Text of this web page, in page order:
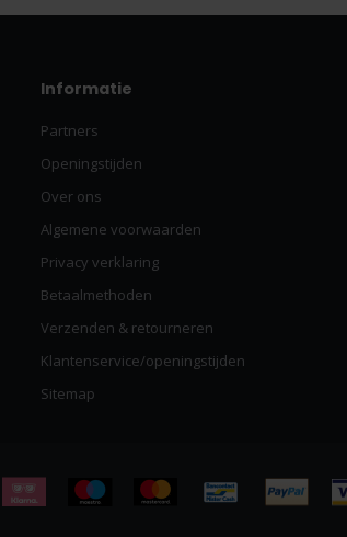
Informatie
Partners
Openingstijden
Over ons
Algemene voorwaarden
Privacy verklaring
Betaalmethoden
Verzenden & retourneren
Klantenservice/openingstijden
Sitemap